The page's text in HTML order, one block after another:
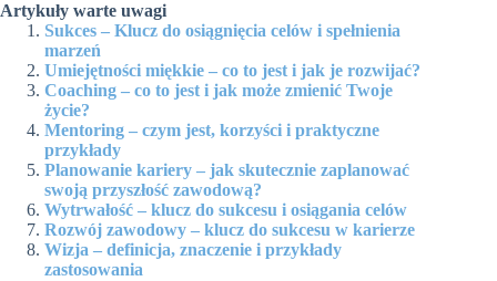
Artykuły warte uwagi
Sukces – Klucz do osiągnięcia celów i spełnienia
marzeń
Umiejętności miękkie – co to jest i jak je rozwijać?
Coaching – co to jest i jak może zmienić Twoje
życie?
Mentoring – czym jest, korzyści i praktyczne
przykłady
Planowanie kariery – jak skutecznie zaplanować
swoją przyszłość zawodową?
Wytrwałość – klucz do sukcesu i osiągania celów
Rozwój zawodowy – klucz do sukcesu w karierze
Wizja – definicja, znaczenie i przykłady
zastosowania